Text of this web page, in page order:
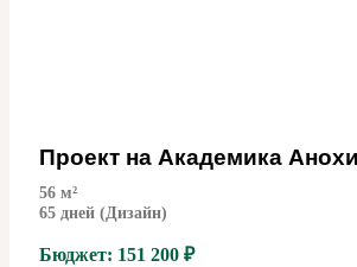
Проект на Академика
56 м²
65 дней (Дизайн)
Бюджет: 151 200 ₽